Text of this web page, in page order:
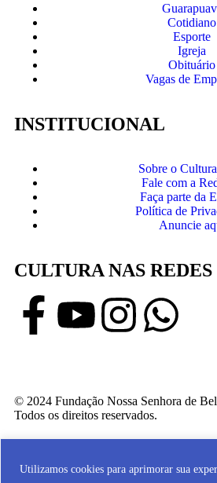
Utilizamos cookies para aprimorar sua
Cotidiano
Esporte
Igreja
Obituário
Vagas de
INSTITUCIONAL
Sobre o
Fale com a
Faça parte da
Política de
Anuncie
CULTURA NAS REDES
© 2024 Fundação Nossa Senhora de
Todos os direitos reservados.